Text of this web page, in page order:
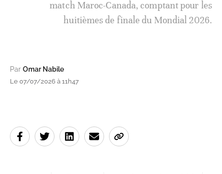
#Maroc #France #Mohamed Ouahbi
#Didier Deschamps #Lions de l'Atlas